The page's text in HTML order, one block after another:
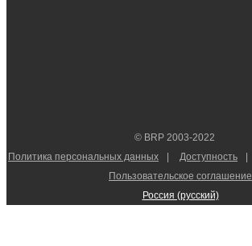
© BRP 2003-2022
Политика персональных данных
Доступность
Пользовательское соглашение
Россия (русский)